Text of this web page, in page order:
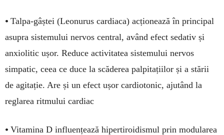
• Talpa-gâștei (Leonurus cardiaca) acționează în principal
asupra sistemului nervos central, având efect sedativ și
anxiolitic ușor. Reduce activitatea sistemului nervos
simpatic, ceea ce duce la scăderea palpitațiilor și a stării
de agitație. Are și un efect ușor cardiotonic, ajutând la
reglarea ritmului cardiac
• Vitamina D influențează hipertiroidismul prin modularea